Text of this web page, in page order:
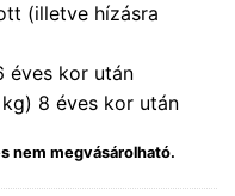
(illetve hízásra
éves kor után
8 éves kor után
nem megvásárolható.